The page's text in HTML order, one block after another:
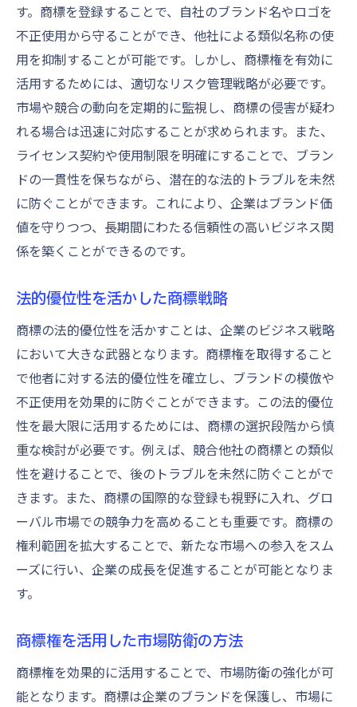
す。商標を登録することで、自社のブランド名やロゴを
不正使用から守ることができ、他社による類似名称の使
用を抑制することが可能です。しかし、商標権を有効に
活用するためには、適切なリスク管理戦略が必要です。
市場や競合の動向を定期的に監視し、商標の侵害が疑わ
れる場合は迅速に対応することが求められます。また、
ライセンス契約や使用制限を明確にすることで、ブラン
ドの一貫性を保ちながら、潜在的な法的トラブルを未然
に防ぐことができます。これにより、企業はブランド価
値を守りつつ、長期間にわたる信頼性の高いビジネス関
係を築くことができるのです。
法的優位性を活かした商標戦略
商標の法的優位性を活かすことは、企業のビジネス戦略
において大きな武器となります。商標権を取得すること
で他者に対する法的優位性を確立し、ブランドの模倣や
不正使用を効果的に防ぐことができます。この法的優位
性を最大限に活用するためには、商標の選択段階から慎
重な検討が必要です。例えば、競合他社の商標との類似
性を避けることで、後のトラブルを未然に防ぐことがで
きます。また、商標の国際的な登録も視野に入れ、グロ
ーバル市場での競争力を高めることも重要です。商標の
権利範囲を拡大することで、新たな市場への参入をスム
ーズに行い、企業の成長を促進することが可能となりま
す。
商標権を活用した市場防衛の方法
商標権を効果的に活用することで、市場防衛の強化が可
能となります。商標は企業のブランドを保護し、市場に